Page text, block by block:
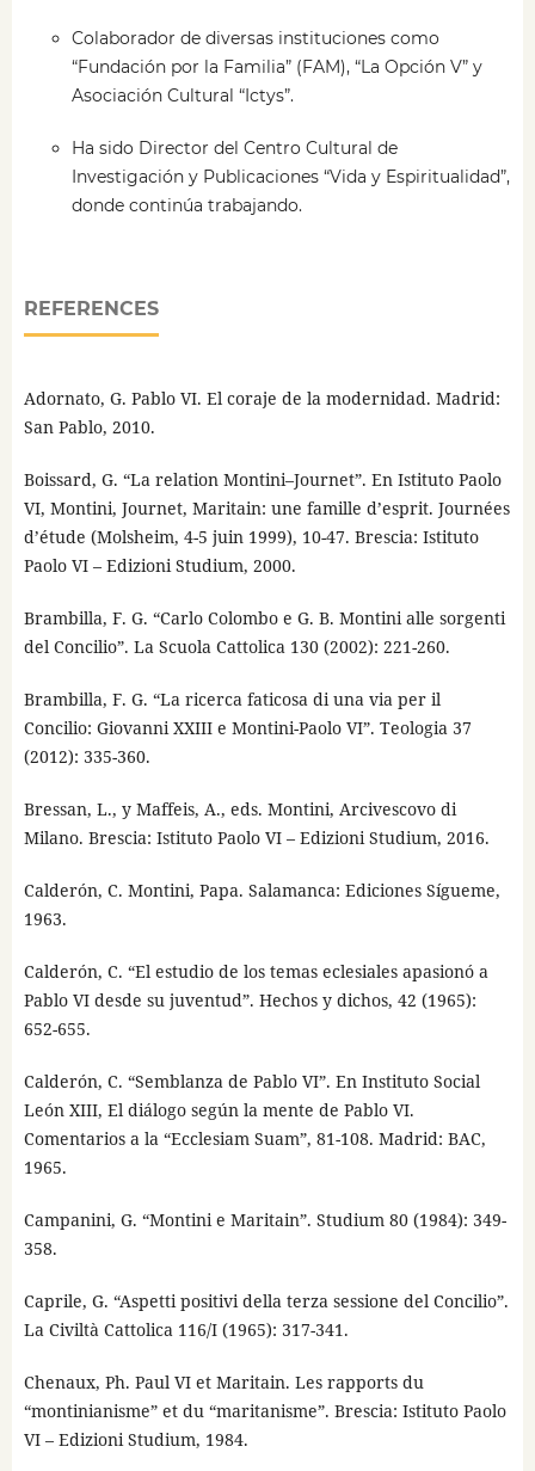
Colaborador de diversas instituciones como
“Fundación por la Familia” (FAM), “La Opción V” y
Asociación Cultural “Ictys”.
Ha sido Director del Centro Cultural de
Investigación y Publicaciones “Vida y Espiritualidad”,
donde continúa trabajando.
REFERENCES
Adornato, G. Pablo VI. El coraje de la modernidad. Madrid:
San Pablo, 2010.
Boissard, G. “La relation Montini–Journet”. En Istituto Paolo
VI, Montini, Journet, Maritain: une famille d’esprit. Journées
d’étude (Molsheim, 4-5 juin 1999), 10-47. Brescia: Istituto
Paolo VI – Edizioni Studium, 2000.
Brambilla, F. G. “Carlo Colombo e G. B. Montini alle sorgenti
del Concilio”. La Scuola Cattolica 130 (2002): 221-260.
Brambilla, F. G. “La ricerca faticosa di una via per il
Concilio: Giovanni XXIII e Montini-Paolo VI”. Teologia 37
(2012): 335-360.
Bressan, L., y Maffeis, A., eds. Montini, Arcivescovo di
Milano. Brescia: Istituto Paolo VI – Edizioni Studium, 2016.
Calderón, C. Montini, Papa. Salamanca: Ediciones Sígueme,
1963.
Calderón, C. “El estudio de los temas eclesiales apasionó a
Pablo VI desde su juventud”. Hechos y dichos, 42 (1965):
652-655.
Calderón, C. “Semblanza de Pablo VI”. En Instituto Social
León XIII, El diálogo según la mente de Pablo VI.
Comentarios a la “Ecclesiam Suam”, 81-108. Madrid: BAC,
1965.
Campanini, G. “Montini e Maritain”. Studium 80 (1984): 349-
358.
Caprile, G. “Aspetti positivi della terza sessione del Concilio”.
La Civiltà Cattolica 116/I (1965): 317-341.
Chenaux, Ph. Paul VI et Maritain. Les rapports du
“montinianisme” et du “maritanisme”. Brescia: Istituto Paolo
VI – Edizioni Studium, 1984.